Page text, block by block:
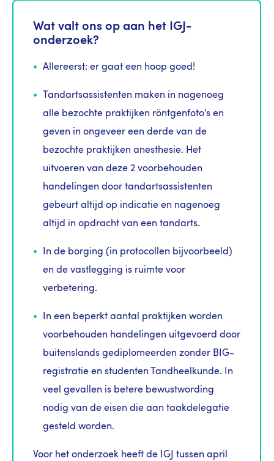
Wat valt ons op aan het IGJ-
onderzoek?
Allereerst: er gaat een hoop goed!
Tandartsassistenten maken in nagenoeg
alle bezochte praktijken röntgenfoto’s en
geven in ongeveer een derde van de
bezochte praktijken anesthesie. Het
uitvoeren van deze 2 voorbehouden
handelingen door tandartsassistenten
gebeurt altijd op indicatie en nagenoeg
altijd in opdracht van een tandarts.
In de borging (in protocollen bijvoorbeeld)
en de vastlegging is ruimte voor
verbetering.
In een beperkt aantal praktijken worden
voorbehouden handelingen uitgevoerd door
buitenslands gediplomeerden zonder BIG-
registratie en studenten Tandheelkunde. In
veel gevallen is betere bewustwording
nodig van de eisen die aan taakdelegatie
gesteld worden.
Voor het onderzoek heeft de IGJ tussen april